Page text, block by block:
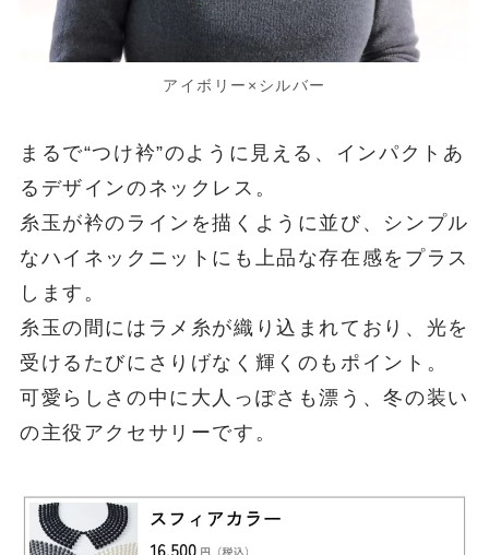
アイボリー×シルバー
まるで“つけ衿”のように見える、インパクトあ
るデザインのネックレス。
糸玉が衿のラインを描くように並び、シンプル
なハイネックニットにも上品な存在感をプラス
します。
糸玉の間にはラメ糸が織り込まれており、光を
受けるたびにさりげなく輝くのもポイント。
可愛らしさの中に大人っぽさも漂う、冬の装い
の主役アクセサリーです。